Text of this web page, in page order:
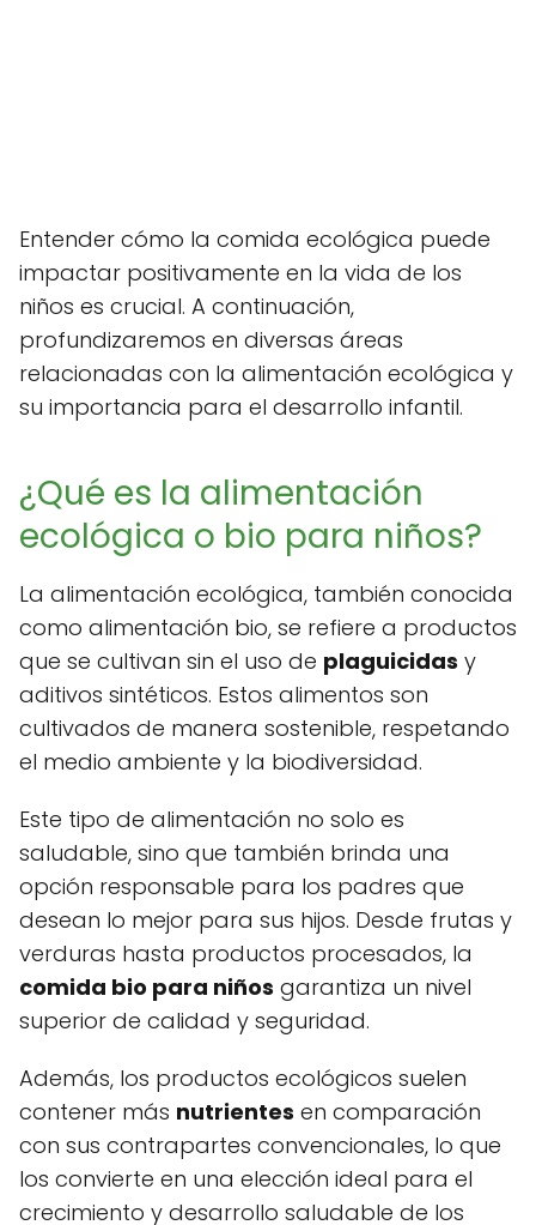
Entender cómo la comida ecológica puede
impactar positivamente en la vida de los
niños es crucial. A continuación,
profundizaremos en diversas áreas
relacionadas con la alimentación ecológica y
su importancia para el desarrollo infantil.
¿Qué es la alimentación
ecológica o bio para niños?
La alimentación ecológica, también conocida
como alimentación bio, se refiere a productos
que se cultivan sin el uso de plaguicidas y
aditivos sintéticos. Estos alimentos son
cultivados de manera sostenible, respetando
el medio ambiente y la biodiversidad.
Este tipo de alimentación no solo es
saludable, sino que también brinda una
opción responsable para los padres que
desean lo mejor para sus hijos. Desde frutas y
verduras hasta productos procesados, la
comida bio para niños garantiza un nivel
superior de calidad y seguridad.
Además, los productos ecológicos suelen
contener más nutrientes en comparación
con sus contrapartes convencionales, lo que
los convierte en una elección ideal para el
crecimiento y desarrollo saludable de los